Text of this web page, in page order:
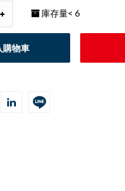
庫存量< 6
購物車